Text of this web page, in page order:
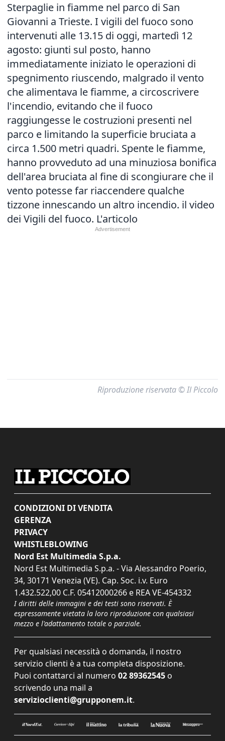
Sterpaglie in fiamme nel parco di San
Giovanni a Trieste. I vigili del fuoco sono
intervenuti alle 13.15 di oggi, martedì 12
agosto: giunti sul posto, hanno
immediatamente iniziato le operazioni di
spegnimento riuscendo, malgrado il vento
che alimentava le fiamme, a circoscrivere
l'incendio, evitando che il fuoco
raggiungesse le costruzioni presenti nel
parco e limitando la superficie bruciata a
circa 1.500 metri quadri. Spente le fiamme,
hanno provveduto ad una minuziosa bonifica
dell'area bruciata al fine di scongiurare che il
vento potesse far riaccendere qualche
tizzone innescando un altro incendio. il video
dei Vigili del fuoco. L'articolo
Riproduzione riservata © Il Piccolo
CONDIZIONI DI VENDITA
GERENZA
PRIVACY
WHISTLEBLOWING
Nord Est Multimedia S.p.a.
Nord Est Multimedia S.p.a. - Via Alessandro Poerio,
34, 30171 Venezia (VE). Cap. Soc. i.v. Euro
1.432.522,00 C.F. 05412000266 e REA VE-454332
I diritti delle immagini e dei testi sono riservati. È
espressamente vietata la loro riproduzione con qualsiasi
mezzo e l'adattamento totale o parziale.
Per qualsiasi necessità o domanda, il nostro
servizio clienti è a tua completa disposizione.
Puoi contattarci al numero 02 89362545 o
scrivendo una mail a
servizioclienti@grupponem.it.